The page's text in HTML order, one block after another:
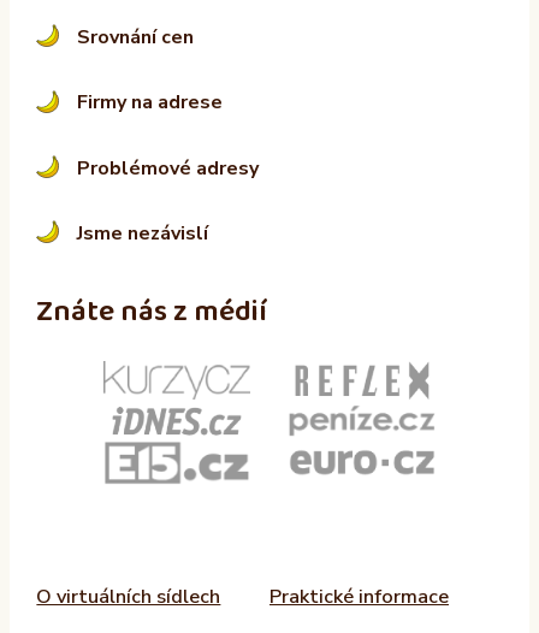
Srovnání cen
Firmy na adrese
Problémové adresy
Jsme nezávislí
Znáte nás z médií
O virtuálních sídlech
Praktické informace